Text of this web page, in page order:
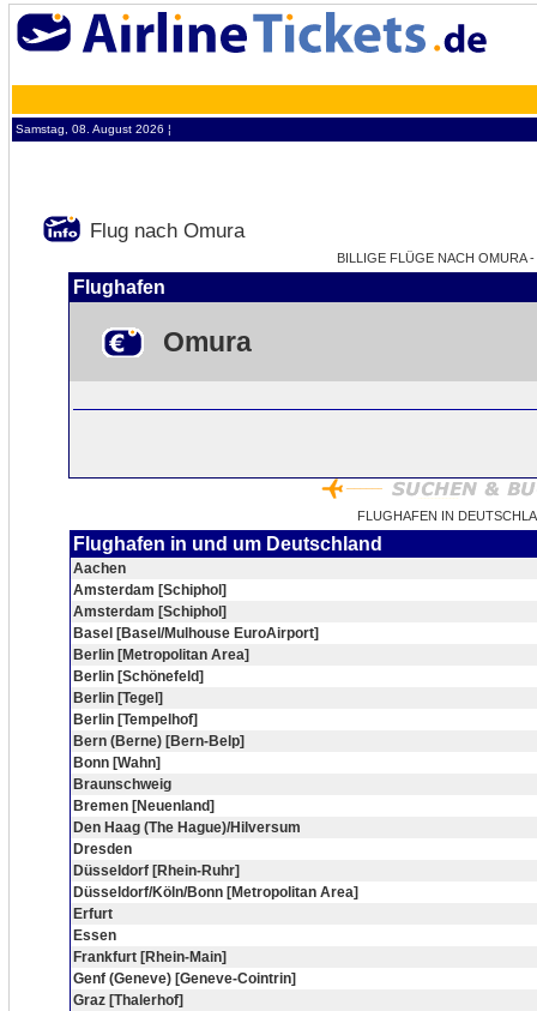
Samstag, 08. August 2026 ¦
Flug nach Omura
BILLIGE FLÜGE NACH OMURA
Flughafen
Omura
FLUGHAFEN IN
Flughafen in und um Deutschland
Aachen
Amsterdam [Schiphol]
Amsterdam [Schiphol]
Basel [Basel/Mulhouse EuroAirport]
Berlin [Metropolitan Area]
Berlin [Schönefeld]
Berlin [Tegel]
Berlin [Tempelhof]
Bern (Berne) [Bern-Belp]
Bonn [Wahn]
Braunschweig
Bremen [Neuenland]
Den Haag (The Hague)/Hilversum
Dresden
Düsseldorf [Rhein-Ruhr]
Düsseldorf/Köln/Bonn [Metropolitan Area]
Erfurt
Essen
Frankfurt [Rhein-Main]
Genf (Geneve) [Geneve-Cointrin]
Graz [Thalerhof]